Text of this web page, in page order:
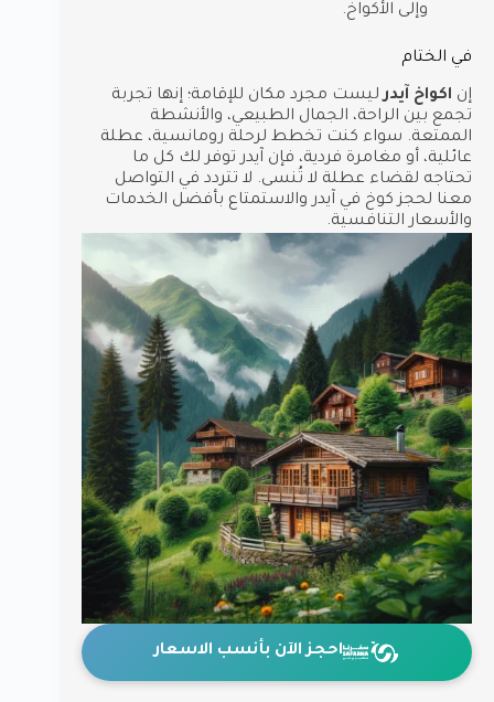
وإلى الأكواخ.
في الختام
إن اكواخ آيدرليست مجرد مكان للإقامة؛ إنها تجربة
تجمع بين الراحة، الجمال الطبيعي، والأنشطة
الممتعة. سواء كنت تخطط لرحلة رومانسية، عطلة
عائلية، أو مغامرة فردية، فإن آيدر توفر لك كل ما
تحتاجه لقضاء عطلة لا تُنسى. لا تتردد في التواصل
معنا لحجز كوخ في آيدر والاستمتاع بأفضل الخدمات
والأسعار التنافسية.
احجز الآن بأنسب الاسعار